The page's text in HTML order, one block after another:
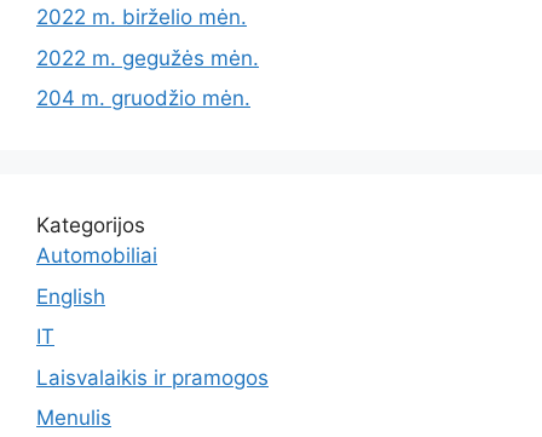
2022 m. birželio mėn.
2022 m. gegužės mėn.
204 m. gruodžio mėn.
Kategorijos
Automobiliai
English
IT
Laisvalaikis ir pramogos
Menulis